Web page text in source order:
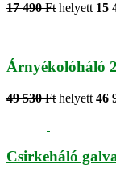
17 490 Ft helyett 15
Árnyékolóháló
49 530 Ft helyett 46
Csirkeháló